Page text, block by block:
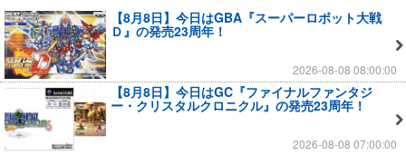
【8月8日】今日はGBA『スーパーロボット大戦
Ｄ』の発売23周年！
2026-08-08 08:00:00
【8月8日】今日はGC『ファイナルファンタジ
ー・クリスタルクロニクル』の発売23周年！
2026-08-08 07:00:00